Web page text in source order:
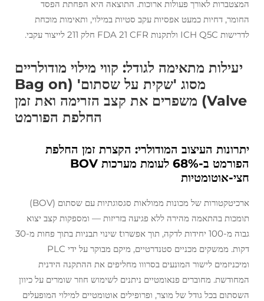
המצטברות לאורך פעולות ארוכות. התוצאה היא הפחתת הפסד
החומר, דחיות כמעט אפסיות עקב סטיות במילוי, ותאימות מוכחת
לדרישות ICH Q5C ולתקנות FDA 21 CFR חלק 211 לייצור עקבי.
יעילות מתאימה לגודל: קווי מילוי מודולריים
מסוג 'שקית על שסתום' (Bag on
Valve) משפרים את קצב הזרימה ואת זמן
החלפת הפורמט
יתרונות העיצוב המודולרי: הקצרת זמן החלפת
הפורמט ב-68% לעומת מערכות BOV
חצי-אוטומטיות
ארכיטקטורות של מכונות ממולאות סגסוגתיות עם שסתום (BOV)
תומכות בהתאמה מהירה ללא פגיעה בזריזות — ומספקות קצב יצוא
גבוה מ-100 יחידות לדקה, תוך אפשרוt שינוי תבניות בתוך פחות מ-30
דקות. ממשקים מכניים סטנדרטיים, מיקם מבוקר על ידי PLC
ומיכניזמים לישור המונעים בסרווו מחליפים את ההתקנה הידנית
המחודשת. מחוברים פנאומטיים ניתנים לשימוש חוזר שומרים על כיוון
השסתום בכל גודל של מוצר, ופרופילים אוטומטיים למילוי המופעלים